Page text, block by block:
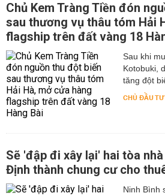
Chủ Kem Tràng Tiền đón
sau thương vụ thâu tóm Hải
flagship trên đất vàng 18
Sau khi
Kotobuki,
tăng đột
CHỦ ĐẦU TƯ
Sẽ 'đập đi xây lại' hai tòa
Định thành chung cư cho
Ninh Bình